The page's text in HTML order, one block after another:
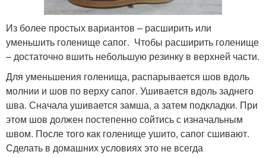
Из более простых вариантов – расширить или
уменьшить голенище сапог. Чтобы расширить голенище
– достаточно вшить небольшую резинку в верхней части.
Для уменьшения голенища, распарывается шов вдоль
молнии и шов по верху сапог. Ушивается вдоль заднего
шва. Сначала ушивается замша, а затем подкладки. При
этом шов должен постепенно сойтись с изначальным
швом. После того как голенище ушито, сапог сшивают.
Сделать в домашних условиях это не всегда